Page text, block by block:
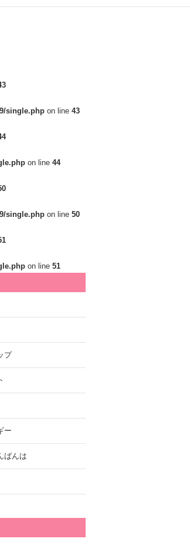
single.php on line 43
on line 44
single.php on line 50
on line 51
プ
ー
ばんは